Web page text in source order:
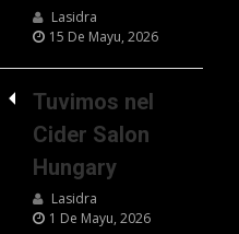
Lasidra
15 De Mayu, 2026
Tuvimos nel
Cider Salon
Hungary
Lasidra
1 De Mayu, 2026